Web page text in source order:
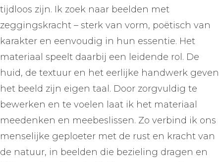
tijdloos zijn. Ik zoek naar beelden met
zeggingskracht – sterk van vorm, poëtisch van
karakter en eenvoudig in hun essentie. Het
materiaal speelt daarbij een leidende rol. De
huid, de textuur en het eerlijke handwerk geven
het beeld zijn eigen taal. Door zorgvuldig te
bewerken en te voelen laat ik het materiaal
meedenken en meebeslissen. Zo verbind ik ons
menselijke geploeter met de rust en kracht van
de natuur, in beelden die bezieling dragen en